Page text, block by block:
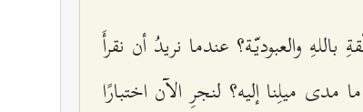
والعبوديّة؟ عندما نريدُ أن نقرأَ
مدى ميلِنا إليه؟ لنجرِ الآن اختبارًا